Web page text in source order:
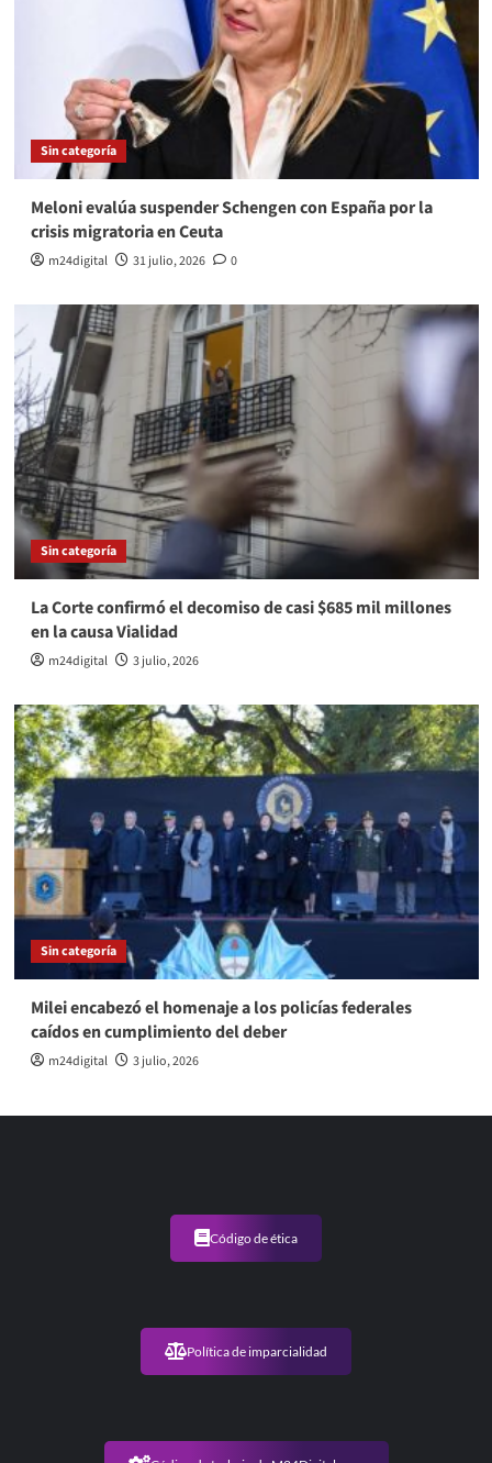
Sin categoría
Meloni evalúa suspender Schengen con España por la
crisis migratoria en Ceuta
m24digital 31 julio, 2026 0
Sin categoría
La Corte confirmó el decomiso de casi $685 mil millones
en la causa Vialidad
m24digital 3 julio, 2026
Sin categoría
Milei encabezó el homenaje a los policías federales
caídos en cumplimiento del deber
m24digital 3 julio, 2026
Código de ética
Política de imparcialidad